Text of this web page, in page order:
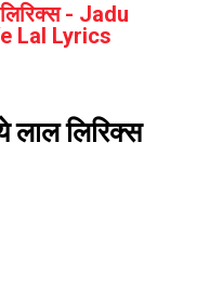
- Jadu
Lal Lyrics
लाल लिरिक्स